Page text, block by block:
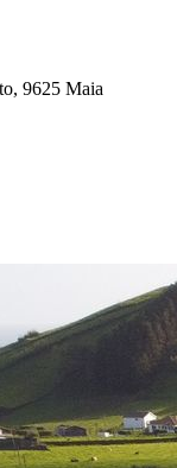
9625 Maia